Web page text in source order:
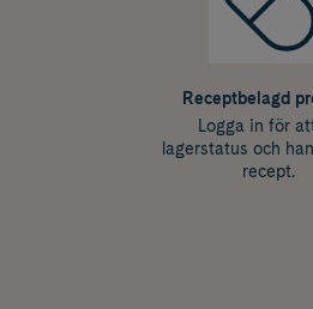
Receptbelagd
Logga in för
lagerstatus och
recept.